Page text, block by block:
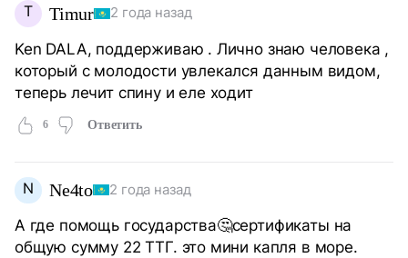
T Timur 2 года назад
Ken DALA, поддерживаю . Лично знаю человека ,
который с молодости увлекался данным видом,
теперь лечит спину и еле ходит
6 Ответить
N Ne4to 2 года назад
А где помощь государства🤔сертификаты на
общую сумму 22 ТТГ. это мини капля в море.